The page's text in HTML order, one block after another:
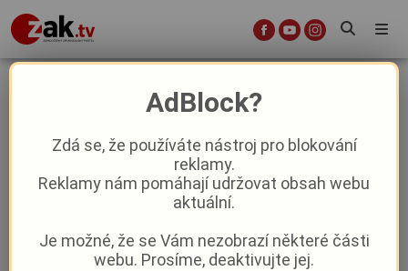
Neuvěřitelná drzost v Plzni. Vandalové
si vzali do parády auto strážníků!
Po návratu z májových oslav
posprejoval několik objektů, muži hrozí
AdBlock?
Zdá se, že používáte nástroj pro blokování
reklamy.
Reklamy nám pomáhají udržovat obsah webu
aktuální.
Je možné, že se Vám nezobrazí některé části
webu. Prosíme, deaktivujte jej.